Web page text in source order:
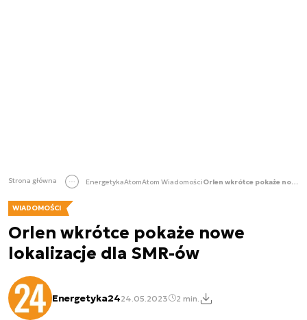
Strona główna EnergetykaAtomAtom Wiadomości Orlen wkrótce pokaże nowe lokalizacje dla SMR-ów
WIADOMOŚCI
Orlen wkrótce pokaże nowe
lokalizacje dla SMR-ów
Energetyka2424.05.2023 2 min.